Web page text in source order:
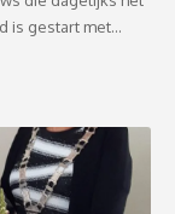
is gestart met…